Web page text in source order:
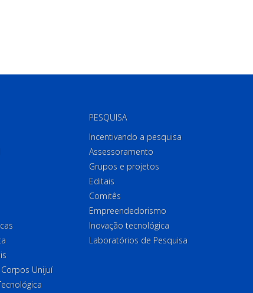
Unijuí
PESQUISA
Incentivando a pesquisa
Assessoramento
Grupos e projetos
Editais
Comitês
Empreendedorismo
Inovação tecnológica
Laboratórios de Pesquisa